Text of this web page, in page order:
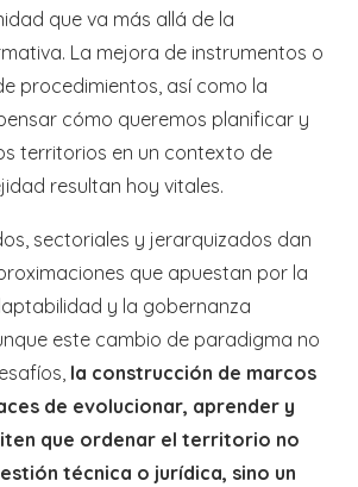
que va más allá de la
La mejora de instrumentos o
procedimientos, así como la
cómo queremos planificar y
territorios en un contexto de
resultan hoy vitales.
sectoriales y jerarquizados dan
que apuestan por la
y la gobernanza
este cambio de paradigma no
la construcción de marcos
de evolucionar, aprender y
que ordenar el territorio no
técnica o jurídica, sino un